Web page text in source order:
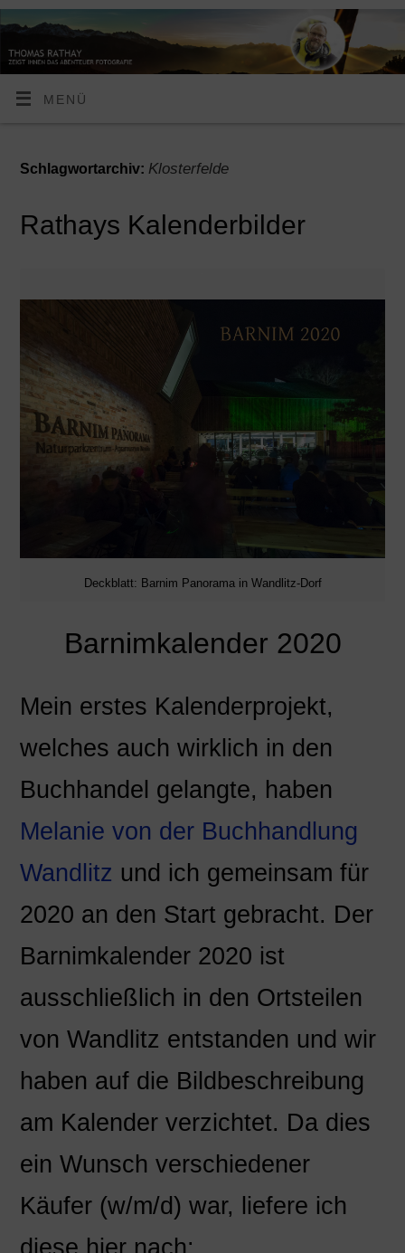
MENÜ
Schlagwortarchiv: Klosterfelde
Rathays Kalenderbilder
Deckblatt: Barnim Panorama in Wandlitz-Dorf
Barnimkalender 2020
Mein erstes Kalenderprojekt,
welches auch wirklich in den
Buchhandel gelangte, haben
Melanie von der Buchhandlung
Wandlitz und ich gemeinsam für
2020 an den Start gebracht. Der
Barnimkalender 2020 ist
ausschließlich in den Ortsteilen
von Wandlitz entstanden und wir
haben auf die Bildbeschreibung
am Kalender verzichtet. Da dies
ein Wunsch verschiedener
Käufer (w/m/d) war, liefere ich